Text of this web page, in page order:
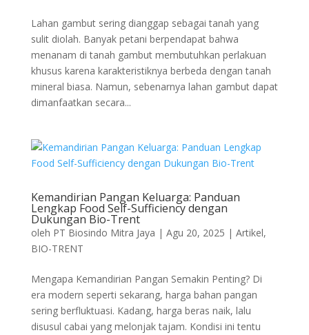
Lahan gambut sering dianggap sebagai tanah yang
sulit diolah. Banyak petani berpendapat bahwa
menanam di tanah gambut membutuhkan perlakuan
khusus karena karakteristiknya berbeda dengan tanah
mineral biasa. Namun, sebenarnya lahan gambut dapat
dimanfaatkan secara...
Kemandirian Pangan Keluarga: Panduan
Lengkap Food Self-Sufficiency dengan
Dukungan Bio-Trent
oleh PT Biosindo Mitra Jaya | Agu 20, 2025 | Artikel,
BIO-TRENT
Mengapa Kemandirian Pangan Semakin Penting? Di
era modern seperti sekarang, harga bahan pangan
sering berfluktuasi. Kadang, harga beras naik, lalu
disusul cabai yang melonjak tajam. Kondisi ini tentu